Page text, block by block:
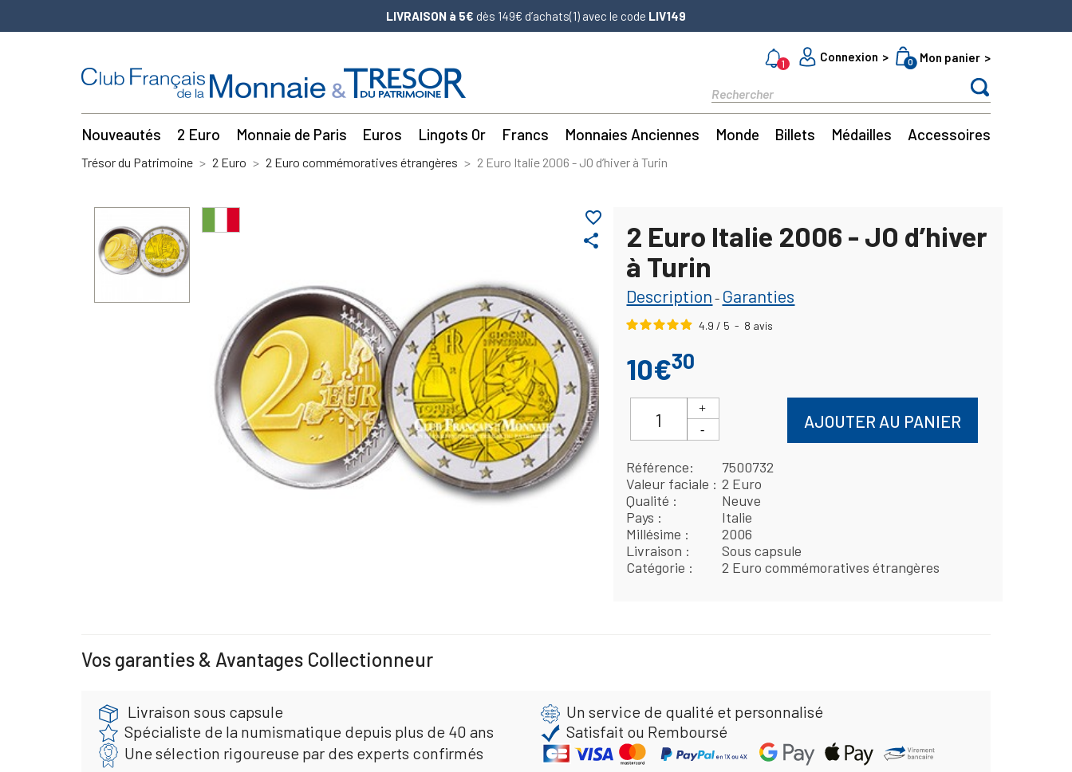
LIVRAISON à 5€ dès 149€ d’achats(1) avec le code LIV149
1
Connexion 0 Mon panier
Nouveautés 2 Euro Monnaie de Paris Euros Lingots Or Francs Monnaies Anciennes Monde Billets Médailles Accessoires
Trésor du Patrimoine 2 Euro 2 Euro commémoratives étrangères 2 Euro Italie 2006 - JO d’hiver à Turin
share
favorite_border
2 Euro Italie 2006 - JO d’hiver
à Turin
Description - Garanties
4.9 / 5 - 8 avis
10€30
AJOUTER AU PANIER
Référence
7500732
Valeur faciale
2 Euro
Qualité
Neuve
Pays
Italie
Millésime
2006
Livraison
Sous capsule
Catégorie
2 Euro commémoratives étrangères
Vos garanties & Avantages Collectionneur
Livraison sous capsule
Un service de qualité et personnalisé
Spécialiste de la numismatique depuis plus de 40 ans
Satisfait ou Remboursé
Une sélection rigoureuse par des experts confirmés